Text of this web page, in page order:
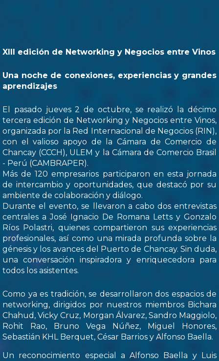
XIII edición de Networking y Negocios entre Vinos
Una noche de conexiones, experiencias y grandes
aprendizajes
El pasado jueves 2 de octubre, se realizó la décimo
tercera edición de Networking y Negocios entre Vinos,
organizada por la Red Internacional de Negocios (RIN),
con el valioso apoyo de la Cámara de Comercio de
Chancay (CCCH), ULEM y la Cámara de Comercio Brasil
- Perú (CAMBRAPER).
Más de 120 empresarios participaron en esta jornada
de intercambio y oportunidades, que destacó por su
ambiente de colaboración y diálogo.
Durante el evento, se llevaron a cabo dos entrevistas
centrales a José Ignacio De Romana Letts y Gonzalo
Ríos Polastri, quienes compartieron sus experiencias
profesionales, así como una mirada profunda sobre la
génesis y los avances del Puerto de Chancay. Sin duda,
una conversación inspiradora y enriquecedora para
todos los asistentes.
Como ya es tradición, se desarrollaron dos espacios de
networking, dirigidos por nuestros miembros Bichara
Chahud, Vicky Cruz, Morgan Álvarez, Sandro Maggiolo,
Rohit Rao, Bruno Vega Núñez, Miguel Honores,
Sebastián KHL Berquet, César Barrios y Alfonso Baella.
Un reconocimiento especial a Alfonso Baella y Luis